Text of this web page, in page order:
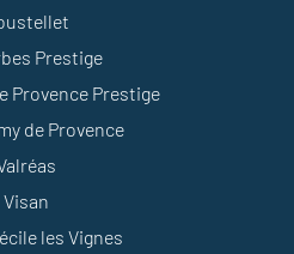
Prestige
Provence Prestige
de Provence
Visan
les Vignes